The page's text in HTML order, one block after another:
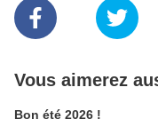
Vous aimerez
Bon été 2026 !